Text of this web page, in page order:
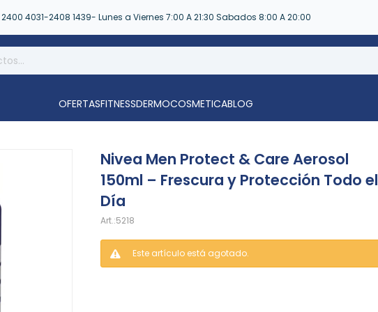
2400 4031-2408 1439- Lunes a Viernes 7:00 A 21:30 Sabados 8:00 A 20:00
OFERTASFITNESSDERMOCOSMETICABLOG
Nivea Men Protect & Care Aerosol
150ml – Frescura y Protección Todo el
Día
5218
Este artículo está agotado.